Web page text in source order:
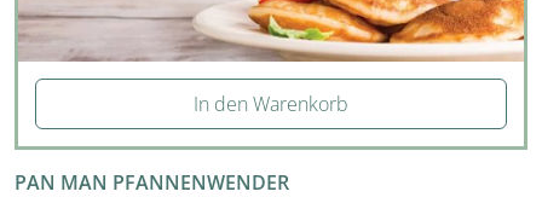
In den Warenkorb
PAN MAN PFANNENWENDER